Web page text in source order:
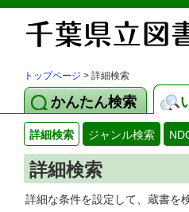
トップページ > 詳細検索
かんたん検索
詳細検索 ジャンル検索
詳細検索
詳細な条件を設定して、蔵書を